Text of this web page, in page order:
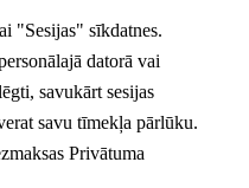
"Sesijas" sīkdatnes.
datorā vai
savukārt sesijas
savu tīmekļa pārlūku.
Privātuma